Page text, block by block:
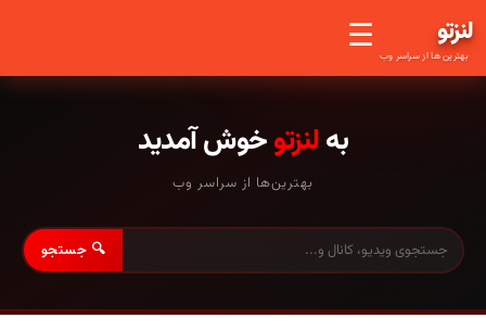
لنزتو
بهترین ها از سراسر وب ☰
بهلنزتوخوش آمدید
بهترین‌ها از سراسر وب
🔍 جستجو